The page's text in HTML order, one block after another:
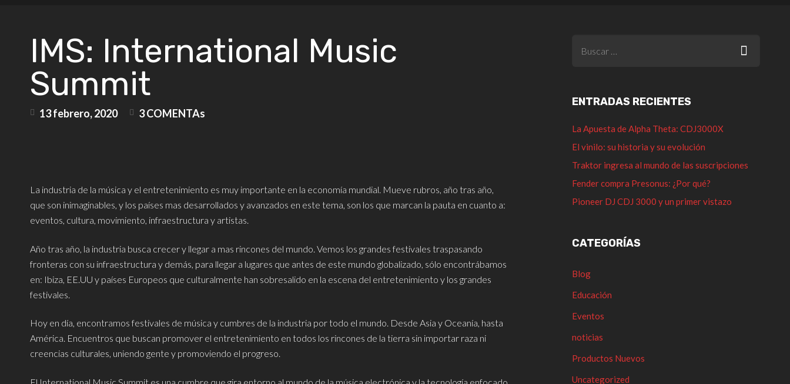
IMS: International Music
Summit
13 febrero, 2020 3 COMENTAs
La industria de la música y el entretenimiento es muy importante en la economía mundial. Mueve rubros, año tras año,
que son inimaginables, y los países mas desarrollados y avanzados en este tema, son los que marcan la pauta en cuanto a:
eventos, cultura, movimiento, infraestructura y artistas.
Año tras año, la industria busca crecer y llegar a mas rincones del mundo. Vemos los grandes festivales traspasando
fronteras con su infraestructura y demás, para llegar a lugares que antes de este mundo globalizado, sólo encontrábamos
en: Ibiza, EE.UU y países Europeos que culturalmente han sobresalido en la escena del entretenimiento y los grandes
festivales.
Hoy en día, encontramos festivales de música y cumbres de la industria por todo el mundo. Desde Asia y Oceanía, hasta
América. Encuentros que buscan promover el entretenimiento en todos los rincones de la tierra sin importar raza ni
creencias culturales, uniendo gente y promoviendo el progreso.
ENTRADAS RECIENTES
La Apuesta de Alpha Theta: CDJ3000X
El vinilo: su historia y su evolución
Traktor ingresa al mundo de las suscripciones
Fender compra Presonus: ¿Por qué?
Pioneer DJ CDJ 3000 y un primer vistazo
CATEGORÍAS
Blog
Educación
Eventos
noticias
Productos Nuevos
Uncategorized